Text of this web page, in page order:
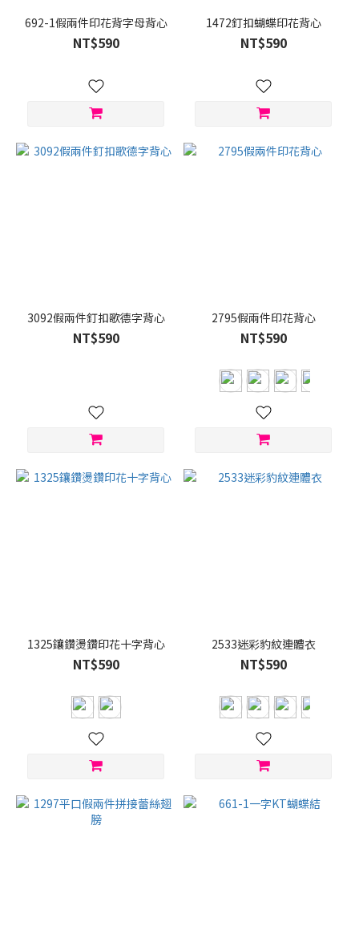
692-1假兩件印花背字母背心
NT$590
1472釘扣蝴蝶印花背心
NT$590
3092假兩件釘扣歌德字背心
NT$590
2795假兩件印花背心
NT$590
1325鑲鑽燙鑽印花十字背心
NT$590
2533迷彩豹紋連體衣
NT$590